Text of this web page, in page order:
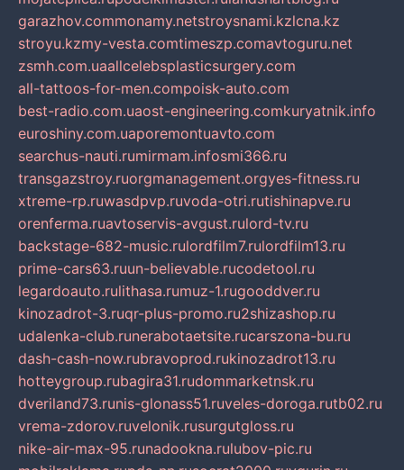
garazhov.commonamy.netstroysnami.kzlcna.kz
stroyu.kzmy-vesta.comtimeszp.comavtoguru.net
zsmh.com.uaallcelebsplasticsurgery.com
all-tattoos-for-men.compoisk-auto.com
best-radio.com.uaost-engineering.comkuryatnik.info
euroshiny.com.uaporemontuavto.com
searchus-nauti.rumirmam.infosmi366.ru
transgazstroy.ruorgmanagement.orgyes-fitness.ru
xtreme-rp.ruwasdpvp.ruvoda-otri.rutishinapve.ru
orenferma.ruavtoservis-avgust.rulord-tv.ru
backstage-682-music.rulordfilm7.rulordfilm13.ru
prime-cars63.ruun-believable.rucodetool.ru
legardoauto.rulithasa.rumuz-1.rugooddver.ru
kinozadrot-3.ruqr-plus-promo.ru2shizashop.ru
udalenka-club.runerabotaetsite.rucarszona-bu.ru
dash-cash-now.rubravoprod.rukinozadrot13.ru
hotteygroup.rubagira31.rudommarketnsk.ru
dveriland73.runis-glonass51.ruveles-doroga.rutb02.ru
vrema-zdorov.ruvelonik.rusurgutgloss.ru
nike-air-max-95.runadookna.rulubov-pic.ru